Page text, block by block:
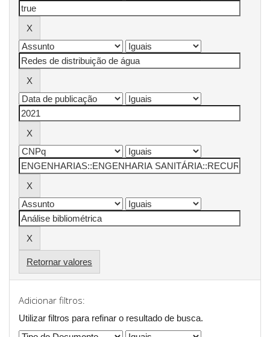
Retornar valores
Adicionar filtros:
Utilizar filtros para refinar o resultado de busca.